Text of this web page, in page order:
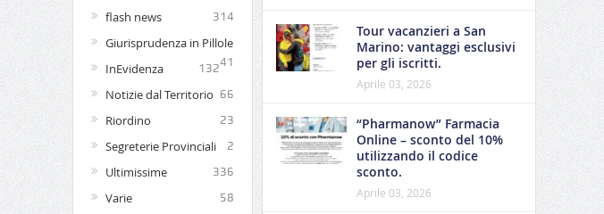
flash news 314
Giurisprudenza in Pillole
41
InEvidenza 132
Notizie dal Territorio 66
Riordino 23
Segreterie Provinciali 2
Ultimissime 336
Varie 58
Tour vacanzieri a San
Marino: vantaggi esclusivi
per gli iscritti.
Aprile 03, 2026
“Pharmanow” Farmacia
Online – sconto del 10%
utilizzando il codice
sconto.
Aprile 03, 2026